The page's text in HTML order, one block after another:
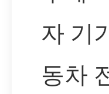
자 기
동차